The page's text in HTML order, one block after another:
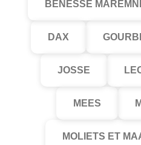
BENESSE
DAX
JOSSE
MEES
MOLIETS ET